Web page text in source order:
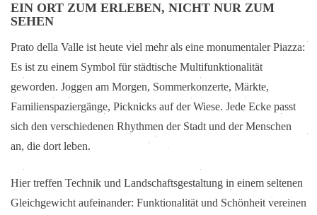
EIN ORT ZUM ERLEBEN, NICHT NUR ZUM
SEHEN
Prato della Valle ist heute viel mehr als eine monumentaler Piazza:
Es ist zu einem Symbol für städtische Multifunktionalität
geworden. Joggen am Morgen, Sommerkonzerte, Märkte,
Familienspaziergänge, Picknicks auf der Wiese. Jede Ecke passt
sich den verschiedenen Rhythmen der Stadt und der Menschen
an, die dort leben.
Hier treffen Technik und Landschaftsgestaltung in einem seltenen
Gleichgewicht aufeinander: Funktionalität und Schönheit vereinen